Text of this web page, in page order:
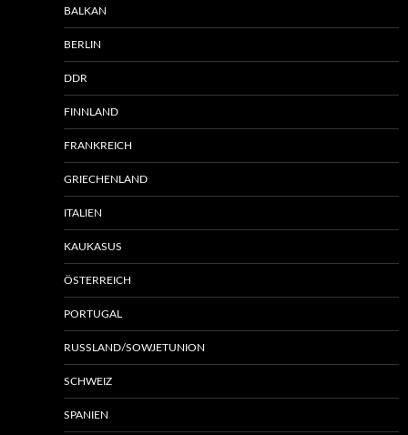
BALKAN
BERLIN
DDR
FINNLAND
FRANKREICH
GRIECHENLAND
ITALIEN
KAUKASUS
ÖSTERREICH
PORTUGAL
RUSSLAND/SOWJETUNION
SCHWEIZ
SPANIEN